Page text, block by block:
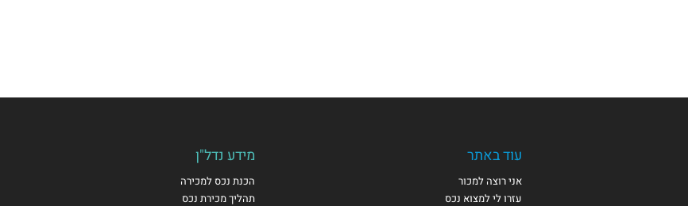
עוד באתר
אני רוצה למכור
עזרו לי למצוא נכס
מידע נדל"ן
הכנת נכס למכירה
תהליך מכירת נכס